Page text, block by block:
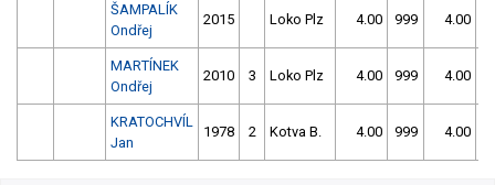
ŠAMPALÍK
Ondřej
2015 Loko Plz 4.00 999 4.00
MARTÍNEK
Ondřej
2010 3 Loko Plz 4.00 999 4.00
KRATOCHVÍL
Jan
1978 2 Kotva B. 4.00 999 4.00